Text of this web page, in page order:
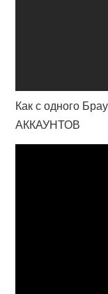
Как с одного
АККАУНТОВ